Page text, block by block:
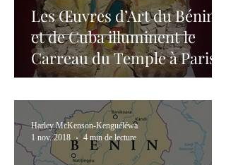
Les Œuvres d’Art du Bénin
et de Cuba illuminent le
Carreau du Temple à Paris
Harley McKenson-Kenguéléwa
1 nov. 2018
4 min de lecture